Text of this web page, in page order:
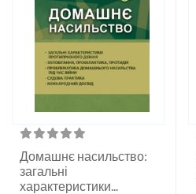
Домашнє насильство:
загальні
характеристики...